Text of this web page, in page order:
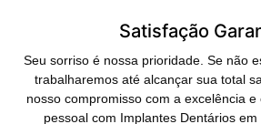
Satisfação
Seu sorriso é nossa prioridade. Se não
trabalharemos até alcançar sua total
nosso compromisso com a excelência
pessoal com Implantes Dentários